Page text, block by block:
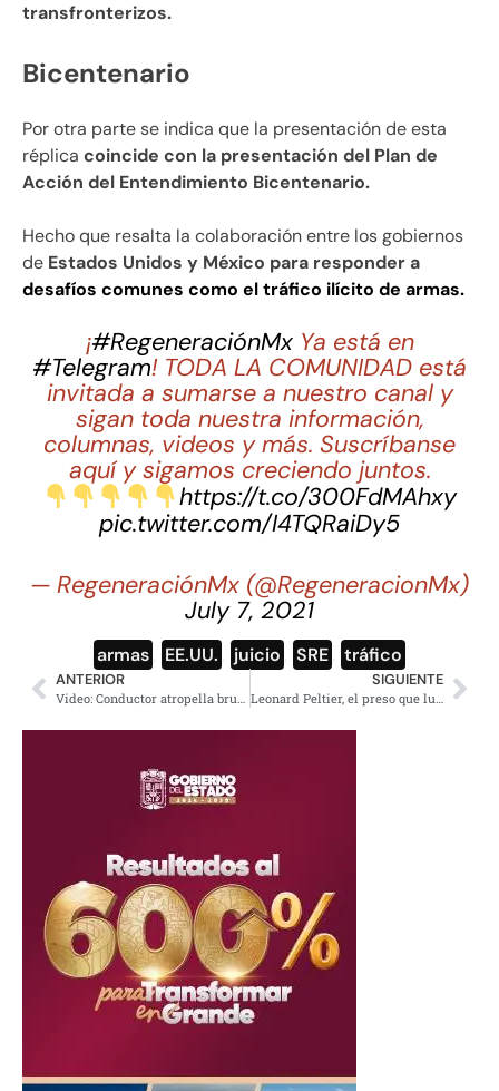
transfronterizos.
Bicentenario
Por otra parte se indica que la presentación de esta
réplica coincide con la presentación del Plan de
Acción del Entendimiento Bicentenario.
Hecho que resalta la colaboración entre los gobiernos
de Estados Unidos y México para responder a
desafíos comunes como el tráfico ilícito de armas.
¡#RegeneraciónMxYa está en
#Telegram! TODA LA COMUNIDAD está
invitada a sumarse a nuestro canal y
sigan toda nuestra información,
columnas, videos y más. Suscríbanse
aquí y sigamos creciendo juntos.
https://t.co/300FdMAhxy
pic.twitter.com/I4TQRaiDy5
— RegeneraciónMx (@RegeneracionMx)
July 7, 2021
armas EE.UU. juicio SRE tráfico
ANTERIOR
Video: Conductor atropella brutalmente a una pareja en Iztacalco
SIGUIENTE
Leonard Peltier, el preso que luchó por la tribu sioux da positivo a COVID-19